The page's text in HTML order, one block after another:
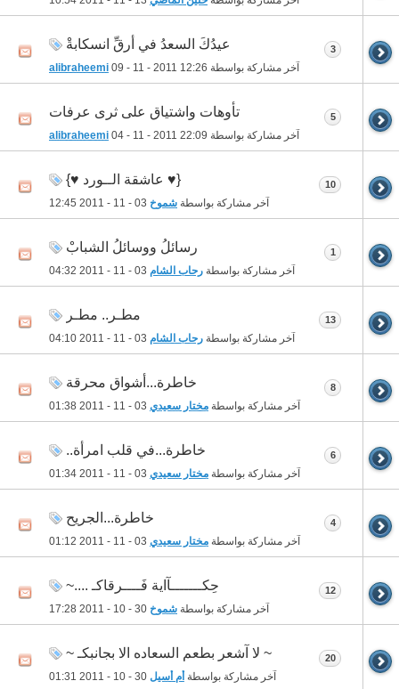
عيدُكَ السعدُ في أرقِّ انسكابةْ
آخر مشاركة بواسطة alibraheemi 09 - 11 - 2011 12:26
3
تأوهات واشتياق على ثرى عرفات
آخر مشاركة بواسطة alibraheemi 04 - 11 - 2011 22:09
5
{♥ عاشقة الــورد ♥}
آخر مشاركة بواسطة شموخ 12:45
10
رسائلُ ووسائلُ الشبابْ
آخر مشاركة بواسطة رحاب الشام 04:32
1
مطـر.. مطـر
آخر مشاركة بواسطة رحاب الشام 04:10
13
خاطرة...أشواق محرقة
آخر مشاركة بواسطة مختار سعيدي 01:38
8
خاطرة...في قلب امرأة..
آخر مشاركة بواسطة مختار سعيدي 01:34
6
خاطرة...الجريح
آخر مشاركة بواسطة مختار سعيدي 01:12
4
حِكـــــــآاية فَــــرقاكـ ....~
آخر مشاركة بواسطة شموخ 17:28
12
~ لا آشعر بطعم السعاده الا بجانبكـ ~
آخر مشاركة بواسطة أم أسيل 01:31
20